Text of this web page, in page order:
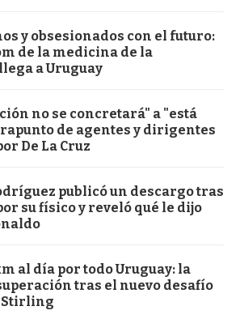
y obsesionados con el futuro:
de la medicina de la
a Uruguay
no se concretará" a "está
de agentes y dirigentes
De La Cruz
publicó un descargo tras
su físico y reveló qué le dijo
al día por todo Uruguay: la
tras el nuevo desafío
Stirling